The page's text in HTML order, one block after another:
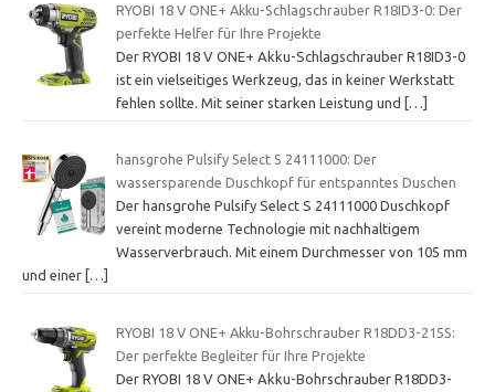
RYOBI 18 V ONE+ Akku-Schlagschrauber R18ID3-0: Der
perfekte Helfer für Ihre Projekte
Der RYOBI 18 V ONE+ Akku-Schlagschrauber R18ID3-0
ist ein vielseitiges Werkzeug, das in keiner Werkstatt
fehlen sollte. Mit seiner starken Leistung und
[…]
hansgrohe Pulsify Select S 24111000: Der
wassersparende Duschkopf für entspanntes Duschen
Der hansgrohe Pulsify Select S 24111000 Duschkopf
vereint moderne Technologie mit nachhaltigem
Wasserverbrauch. Mit einem Durchmesser von 105 mm
und einer […]
RYOBI 18 V ONE+ Akku-Bohrschrauber R18DD3-215S:
Der perfekte Begleiter für Ihre Projekte
Der RYOBI 18 V ONE+ Akku-Bohrschrauber R18DD3-